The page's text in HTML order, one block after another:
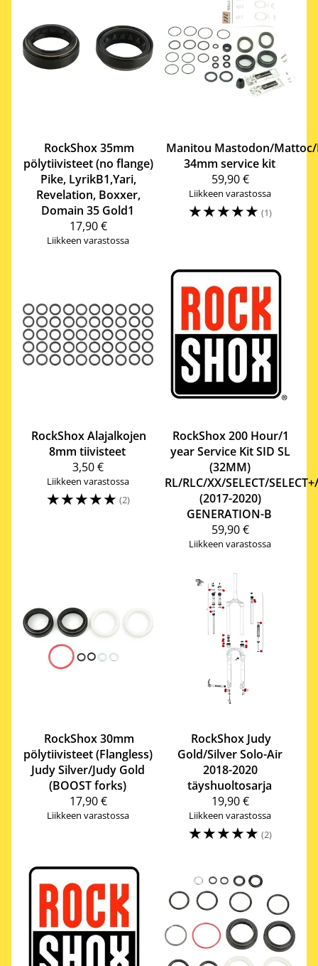
RockShox 35mm
pölytiivisteet (no flange)
Pike, LyrikB1,Yari,
Revelation, Boxxer,
Domain 35 Gold1
17,90 €
Liikkeen varastossa
Manitou Mastodon/
34mm service kit
59,90 €
Liikkeen varastossa
☆☆☆☆☆ (1)
RockShoxAlajalkojen
8mm tiivisteet
3,50 €
Liikkeen varastossa
☆☆☆☆☆ (2)
RockShox200 Hour/1
year Service Kit SID SL
(32MM)
RL/RLC/XX/SELECT/
(2017-2020)
GENERATION-B
59,90 €
Liikkeen varastossa
RockShox 30mm
pölytiivisteet (Flangless)
Judy Silver/Judy Gold
(BOOST forks)
17,90 €
Liikkeen varastossa
RockShox Judy
Gold/Silver Solo-Air
2018-2020
täyshuoltosarja
19,90 €
Liikkeen varastossa
☆☆☆☆☆ (2)